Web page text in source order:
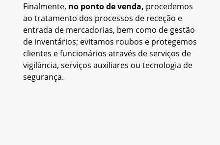
Finalmente, no ponto de venda, procedemos
ao tratamento dos processos de receção e
entrada de mercadorias, bem como de gestão
de inventários; evitamos roubos e protegemos
clientes e funcionários através de serviços de
vigilância, serviços auxiliares ou tecnologia de
segurança.